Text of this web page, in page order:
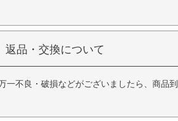
返品・交換について
不良・破損などがございましたら、商品